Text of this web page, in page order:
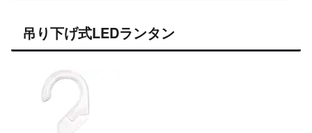
吊り下げ式LEDランタン